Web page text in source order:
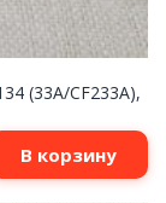
(33A/CF233A),
В корзину